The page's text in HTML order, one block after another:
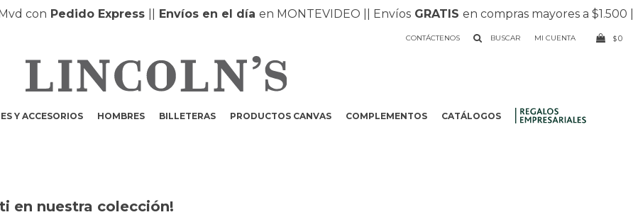
Pedido Express||Envíos en el día en MONTEVIDEO || Envíos GRATISen compras mayores a $1.500 ||
Y ACCESORIOS HOMBRES BILLETERAS PRODUCTOS CANVAS COMPLEMENTOS CATÁLOGOS
CONTÁCTENOS $0
en nuestra colección!